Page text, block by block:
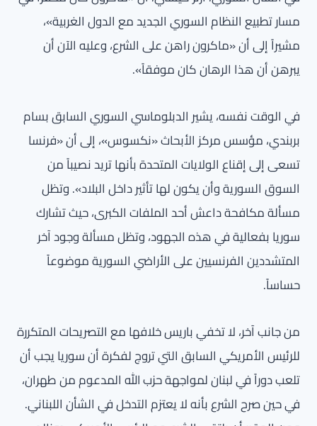
مسار تطبيع النظام السوري الجديد مع الدول الغربية»،
مشيراً إلى أن «ماكرون راهن على الشرع، وعليه الآن أن
يبرهن أن هذا الرهان كان موفقاً».
في الوقت نفسه، يشير الدبلوماسي السوري السابق بسام
بربندي، مؤسس مركز الأبحاث «نكسوس»، إلى أن «فرنسا
تسعى إلى إقناع الولايات المتحدة بأنها تريد نصيباً من
السوق السورية وأن يكون لها تأثير داخل البلاد». وتظل
مسألة مكافحة داعش أحد الملفات الكبرى، حيث تشارك
سوريا بفعالية في هذه الجهود، وتظل مسألة وجود آخر
المتشددين الفرنسيين على الأراضي السورية موضوعاً
حساساً.
من جانب آخر، لا تخفي باريس خلافها مع التصريحات المتكررة
للرئيس الأمريكي السابق التي تروج لفكرة أن سوريا يجب أن
تلعب دوراً في لبنان لمواجهة حزب الله المدعوم من طهران،
في حين صرح الشرع بأنه لا يعتزم التدخل في الشأن اللبناني.